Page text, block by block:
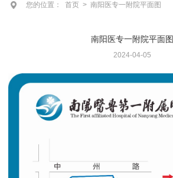
您的位置： 首页 > 南阳医专一附院平面图
南阳医专一附院平面图
2024-04-05